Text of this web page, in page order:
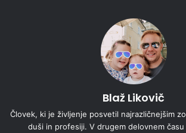
Blaž Likovič
Človek, ki je življenje posvetil najrazličnejšim
duši in profesiji. V drugem delovnem